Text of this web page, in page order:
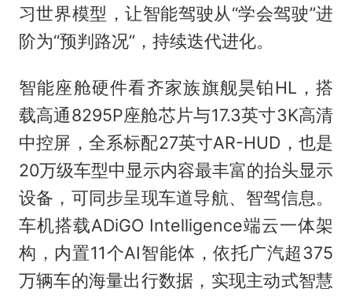
习世界模型，让智能驾驶从“学会驾驶”进
阶为“预判路况”，持续迭代进化。
智能座舱硬件看齐家族旗舰昊铂HL，搭
载高通8295P座舱芯片与17.3英寸3K高清
中控屏，全系标配27英寸AR-HUD，也是
20万级车型中显示内容最丰富的抬头显示
设备，可同步呈现车道导航、智驾信息。
车机搭载ADiGO Intelligence端云一体架
构，内置11个AI智能体，依托广汽超375
万辆车的海量出行数据，实现主动式智慧